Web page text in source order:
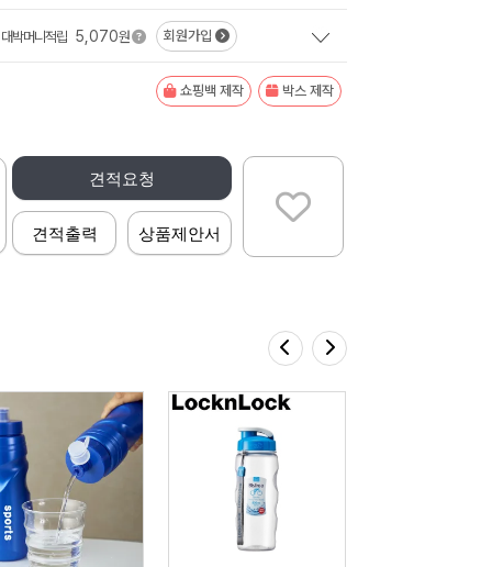
대박머니적립 5,070원 회원가입
쇼핑백 제작 박스 제작
견적요청
견적출력 상품제안서